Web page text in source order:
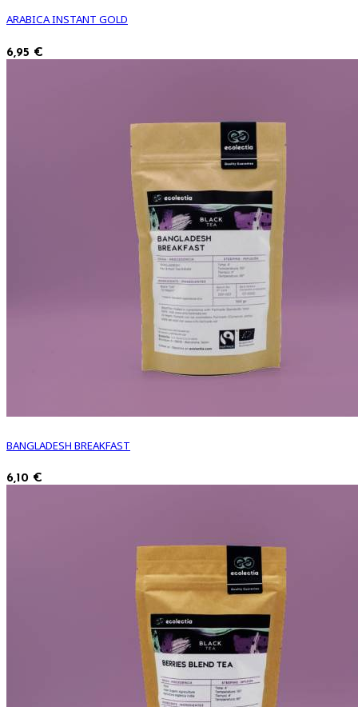
ARABICA INSTANT GOLD
6,95 €
BANGLADESH BREAKFAST
6,10 €